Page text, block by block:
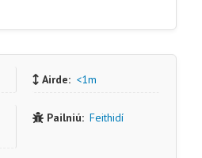
Airde: <1m
Pailniú: Feithidí